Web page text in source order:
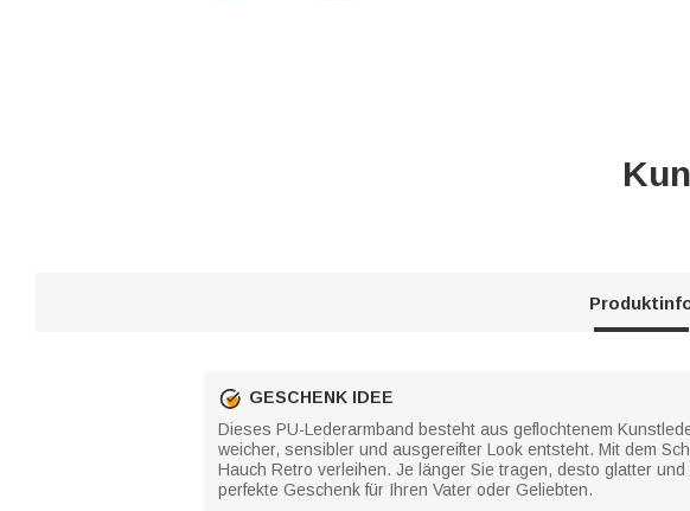
GESCHENK IDEE
Dieses PU-Lederarmband besteht aus geflochtenem
weicher, sensibler und ausgereifter Look entsteht. Mit dem
Hauch Retro verleihen. Je länger Sie tragen, desto glatter
perfekte Geschenk für Ihren Vater oder Geliebten.